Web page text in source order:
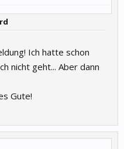
Ich hatte schon
nicht geht... Aber dann
Gute!